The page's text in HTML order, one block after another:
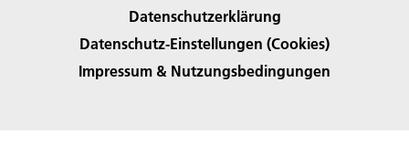
Datenschutzerklärung
Datenschutz-Einstellungen (Cookies)
Impressum & Nutzungsbedingungen